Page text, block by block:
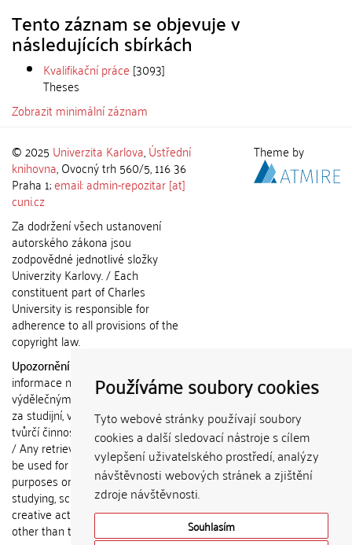
Používáme soubory cookies
Tyto webové stránky používají soubory
cookies a další sledovací nástroje s cílem
vylepšení uživatelského prostředí, analýzy
návštěvnosti webových stránek a zjištění
zdroje návštěvnosti.
Souhlasím
Tento záznam se objevuje v
následujících sbírkách
Kvalifikační práce [3093]
Theses
Zobrazit minimální záznam
© 2025 Univerzita Karlova,Ústřední
knihovna, Ovocný trh 560/5, 116 36
Praha 1;email: admin-repozitar [at]
cuni.cz
Za dodržení všech ustanovení
autorského zákona jsou
zodpovědné jednotlivé složky
Univerzity Karlovy. / Each
constituent part of Charles
University is responsible for
adherence to all provisions of the
copyright law.
Upozornění / Notice:
informace nemohou být použity k
výdělečným účelům nebo vydávány
za studijní, vědeckou nebo jinou
tvůrčí činnost jiné osoby než autora.
/ Any retrieved information shall not
be used for any commercial
purposes or claimed as results of
studying, scientific or any other
creative activities of any person
other than the author.
Theme by